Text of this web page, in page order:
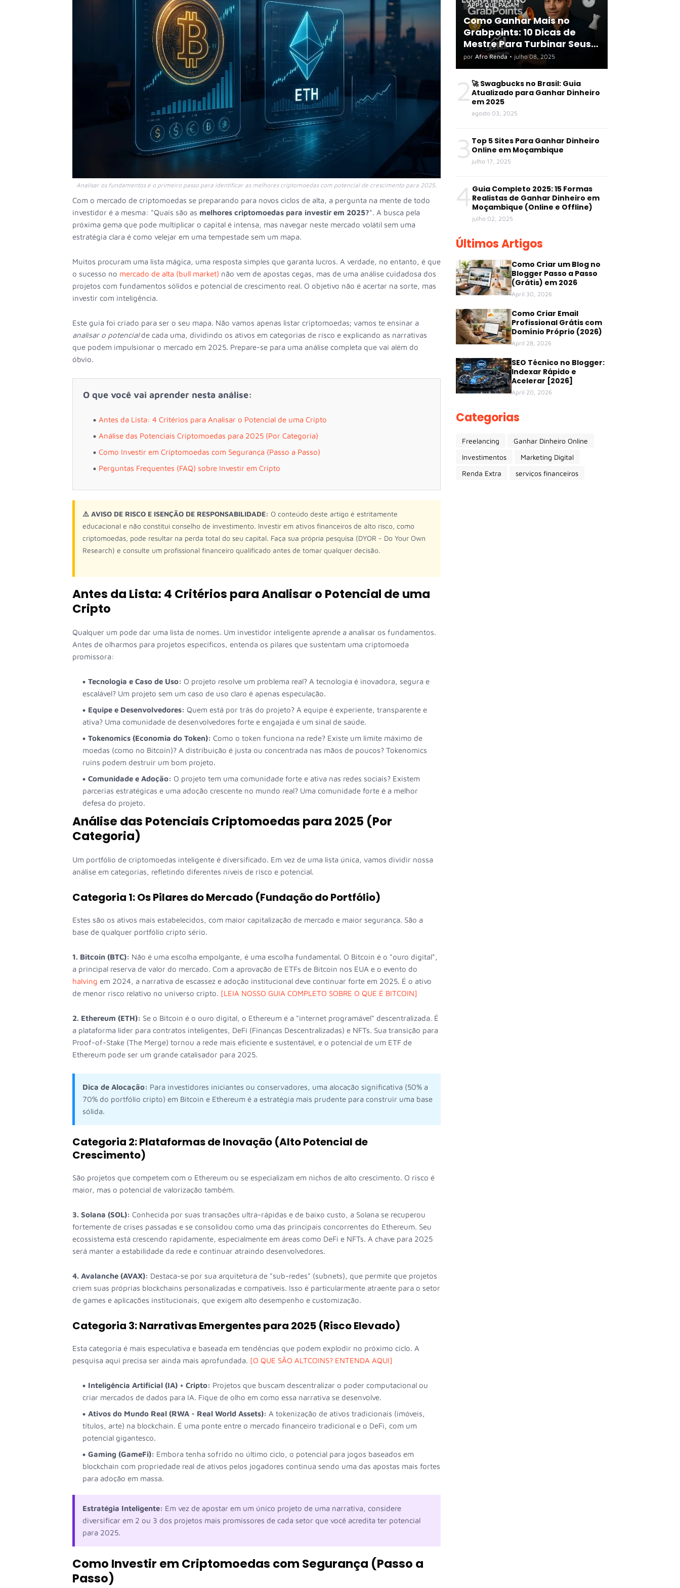
Analisar os fundamentos é o primeiro passo para identificar as melhores criptomoedas com potencial de crescimento para 2025.
Com o mercado de criptomoedas se preparando para novos ciclos de alta, a pergunta na mente de todo
investidor é a mesma: "Quais são as melhores criptomoedas para investir em 2025?". A busca pela
próxima gema que pode multiplicar o capital é intensa, mas navegar neste mercado volátil sem uma
estratégia clara é como velejar em uma tempestade sem um mapa.
Muitos procuram uma lista mágica, uma resposta simples que garanta lucros. A verdade, no entanto, é que
o sucesso no mercado de alta (bull market) não vem de apostas cegas, mas de uma análise cuidadosa dos
projetos com fundamentos sólidos e potencial de crescimento real. O objetivo não é acertar na sorte, mas
investir com inteligência.
Este guia foi criado para ser o seu mapa. Não vamos apenas listar criptomoedas; vamos te ensinar a
analisar o potencialde cada uma, dividindo os ativos em categorias de risco e explicando as narrativas
que podem impulsionar o mercado em 2025. Prepare-se para uma análise completa que vai além do
óbvio.
O que você vai aprender nesta análise:
Antes da Lista: 4 Critérios para Analisar o Potencial de uma Cripto
Análise das Potenciais Criptomoedas para 2025 (Por Categoria)
Como Investir em Criptomoedas com Segurança (Passo a Passo)
Perguntas Frequentes (FAQ) sobre Investir em Cripto
⚠️ AVISO DE RISCO E ISENÇÃO DE RESPONSABILIDADE: O conteúdo deste artigo é estritamente
educacional e não constitui conselho de investimento. Investir em ativos financeiros de alto risco, como
criptomoedas, pode resultar na perda total do seu capital. Faça sua própria pesquisa (DYOR - Do Your Own
Research) e consulte um profissional financeiro qualificado antes de tomar qualquer decisão.
Antes da Lista: 4 Critérios para Analisar o Potencial de uma
Cripto
Qualquer um pode dar uma lista de nomes. Um investidor inteligente aprende a analisar os fundamentos.
Antes de olharmos para projetos específicos, entenda os pilares que sustentam uma criptomoeda
promissora:
Tecnologia e Caso de Uso: O projeto resolve um problema real? A tecnologia é inovadora, segura e
escalável? Um projeto sem um caso de uso claro é apenas especulação.
Equipe e Desenvolvedores: Quem está por trás do projeto? A equipe é experiente, transparente e
ativa? Uma comunidade de desenvolvedores forte e engajada é um sinal de saúde.
Tokenomics (Economia do Token): Como o token funciona na rede? Existe um limite máximo de
moedas (como no Bitcoin)? A distribuição é justa ou concentrada nas mãos de poucos? Tokenomics
ruins podem destruir um bom projeto.
Comunidade e Adoção: O projeto tem uma comunidade forte e ativa nas redes sociais? Existem
parcerias estratégicas e uma adoção crescente no mundo real? Uma comunidade forte é a melhor
defesa do projeto.
Análise das Potenciais Criptomoedas para 2025 (Por
Categoria)
Um portfólio de criptomoedas inteligente é diversificado. Em vez de uma lista única, vamos dividir nossa
análise em categorias, refletindo diferentes níveis de risco e potencial.
Categoria 1: Os Pilares do Mercado (Fundação do Portfólio)
Estes são os ativos mais estabelecidos, com maior capitalização de mercado e maior segurança. São a
base de qualquer portfólio cripto sério.
1. Bitcoin (BTC): Não é uma escolha empolgante, é uma escolha fundamental. O Bitcoin é o "ouro digital",
a principal reserva de valor do mercado. Com a aprovação de ETFs de Bitcoin nos EUA e o evento do
halving em 2024, a narrativa de escassez e adoção institucional deve continuar forte em 2025. É o ativo
de menor risco relativo no universo cripto. [LEIA NOSSO GUIA COMPLETO SOBRE O QUE É BITCOIN]
2. Ethereum (ETH): Se o Bitcoin é o ouro digital, o Ethereum é a "internet programável" descentralizada. É
a plataforma líder para contratos inteligentes, DeFi (Finanças Descentralizadas) e NFTs. Sua transição para
Proof-of-Stake (The Merge) tornou a rede mais eficiente e sustentável, e o potencial de um ETF de
Ethereum pode ser um grande catalisador para 2025.
Dica de Alocação: Para investidores iniciantes ou conservadores, uma alocação significativa (50% a
70% do portfólio cripto) em Bitcoin e Ethereum é a estratégia mais prudente para construir uma base
sólida.
Categoria 2: Plataformas de Inovação (Alto Potencial de
Crescimento)
São projetos que competem com o Ethereum ou se especializam em nichos de alto crescimento. O risco é
maior, mas o potencial de valorização também.
3. Solana (SOL): Conhecida por suas transações ultra-rápidas e de baixo custo, a Solana se recuperou
fortemente de crises passadas e se consolidou como uma das principais concorrentes do Ethereum. Seu
ecossistema está crescendo rapidamente, especialmente em áreas como DeFi e NFTs. A chave para 2025
será manter a estabilidade da rede e continuar atraindo desenvolvedores.
4. Avalanche (AVAX): Destaca-se por sua arquitetura de "sub-redes" (subnets), que permite que projetos
criem suas próprias blockchains personalizadas e compatíveis. Isso é particularmente atraente para o setor
de games e aplicações institucionais, que exigem alto desempenho e customização.
Categoria 3: Narrativas Emergentes para 2025 (Risco Elevado)
Esta categoria é mais especulativa e baseada em tendências que podem explodir no próximo ciclo. A
pesquisa aqui precisa ser ainda mais aprofundada. [O QUE SÃO ALTCOINS? ENTENDA AQUI]
Inteligência Artificial (IA) + Cripto: Projetos que buscam descentralizar o poder computacional ou
criar mercados de dados para IA. Fique de olho em como essa narrativa se desenvolve.
Ativos do Mundo Real (RWA - Real World Assets): A tokenização de ativos tradicionais (imóveis,
títulos, arte) na blockchain. É uma ponte entre o mercado financeiro tradicional e o DeFi, com um
potencial gigantesco.
Gaming (GameFi): Embora tenha sofrido no último ciclo, o potencial para jogos baseados em
blockchain com propriedade real de ativos pelos jogadores continua sendo uma das apostas mais fortes
para adoção em massa.
Estratégia Inteligente: Em vez de apostar em um único projeto de uma narrativa, considere
diversificar em 2 ou 3 dos projetos mais promissores de cada setor que você acredita ter potencial
para 2025.
Como Investir em Criptomoedas com Segurança (Passo a
Passo)
APPS QUE PAGAM
Como Ganhar Mais no
Grabpoints: 10 Dicas de
Mestre Para Turbinar Seus
Ganhos em 2025
por Afro Renda • julho 08, 2025
2 🚀 Swagbucks no Brasil: Guia
Atualizado para Ganhar Dinheiro
em 2025
agosto 03, 2025
3 Top 5 Sites Para Ganhar Dinheiro
Online em Moçambique
julho 17, 2025
4 Guia Completo 2025: 15 Formas
Realistas de Ganhar Dinheiro em
Moçambique (Online e Offline)
julho 02, 2025
Últimos Artigos
Como Criar um Blog no
Blogger Passo a Passo
(Grátis) em 2026
April 30, 2026
Como Criar Email
Profissional Grátis com
Domínio Próprio (2026)
April 28, 2026
SEO Técnico no Blogger:
Indexar Rápido e
Acelerar [2026]
April 20, 2026
Categorias
Freelancing
Ganhar Dinheiro Online
Investimentos
Marketing Digital
Renda Extra
serviços financeiros